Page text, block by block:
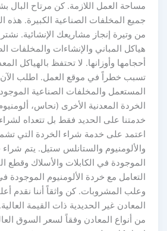
مساحة العمل اللازمة. كن مرتاح البال
جميع المخلفات الصناعية الكبيرة. هذه
من وتيرة إنجاز مشاريعك الإنشائية.
هياكل المباني والإنشاءات والمخلفات
أحجامها وأوزانها. لا تحتفظ بالهياكل
تسبب خطراً في موقع العمل. اطلب الآن
المستعمل والمخلفات الصناعية
الخردة المعدنية الأخرى (نحاس،
خدمتنا على الحديد فقط بل تتعداه
اعتمد على خدمة شراء الخردة التي
والألومنيوم والستانلس ستيل. يتم
الموجودة في الكابلات والأسلاك وقطع
التعامل مع خردة الألومنيوم الموجودة
وعلب المشروبات. كن واثقاً أننا نقدم
المعادن غير الحديدية ذات القيمة
من أنواع المعادن وفقاً لسعر السوق